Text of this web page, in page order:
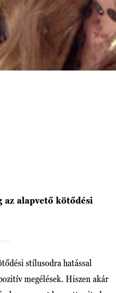
az alapvető kötődési
stílusodra hatással
megélések. Hiszen akár